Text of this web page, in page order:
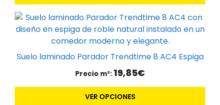
página
de
Suelo laminado Parador Trendtime 8 AC4 Espiga
Precio m²: 19,85€
VER OPCIONES
Este
producto
múltiples
opciones